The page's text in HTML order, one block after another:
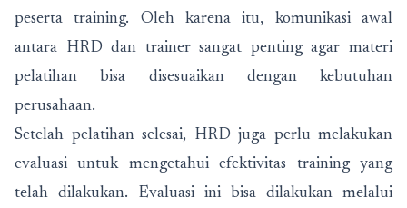
peserta training. Oleh karena itu, komunikasi awal
antara HRD dan trainer sangat penting agar materi
pelatihan bisa disesuaikan dengan kebutuhan
perusahaan.
Setelah pelatihan selesai, HRD juga perlu melakukan
evaluasi untuk mengetahui efektivitas training yang
telah dilakukan. Evaluasi ini bisa dilakukan melalui